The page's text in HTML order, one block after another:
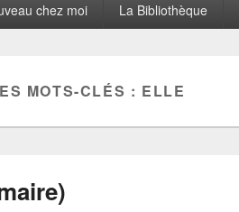
chez moi La Bibliothèque
MOTS-CLÉS : ELLE